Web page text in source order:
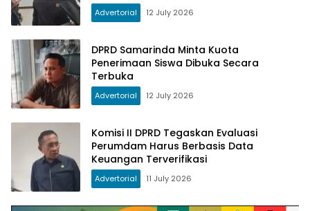
Advertorial 12 July 2026
DPRD Samarinda Minta Kuota
Penerimaan Siswa Dibuka Secara
Terbuka
Advertorial 12 July 2026
Komisi II DPRD Tegaskan Evaluasi
Perumdam Harus Berbasis Data
Keuangan Terverifikasi
Advertorial 11 July 2026